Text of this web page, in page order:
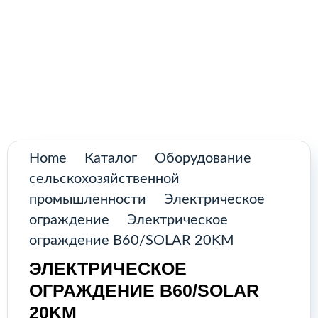
О нас
Контакты
Возобновляемые источники
Home Каталог
Оборудование
сельскохозяйственной
промышленности
Электрическое
ограждение
Электрическое
ограждение B60/SOLAR 20KM
ЭЛЕКТРИЧЕСКОЕ
ОГРАЖДЕНИЕ B60/SOLAR
20KM